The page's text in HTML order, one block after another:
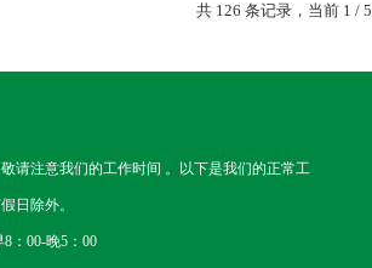
共 126 条记录，当前 1
请注意我们的工作时间 。以下是我们的正常工
日除外。
：00-晚5：00